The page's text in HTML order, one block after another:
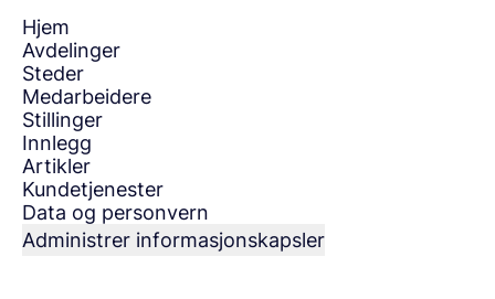
Hjem
Avdelinger
Steder
Medarbeidere
Stillinger
Innlegg
Artikler
Kundetjenester
Data og personvern
Administrer informasjonskapsler